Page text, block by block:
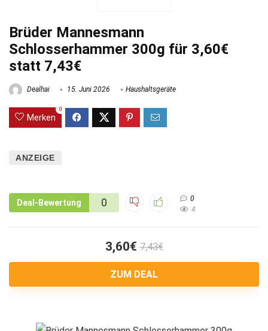
Brüder Mannesmann
Schlosserhammer 300g für 3,60€
statt 7,43€
Dealhai 15. Juni 2026 Haushaltsgeräte
Merken
0
ANZEIGE
Deal-Bewertung 0
0
4
3,60€ 7,43€
ZUM DEAL